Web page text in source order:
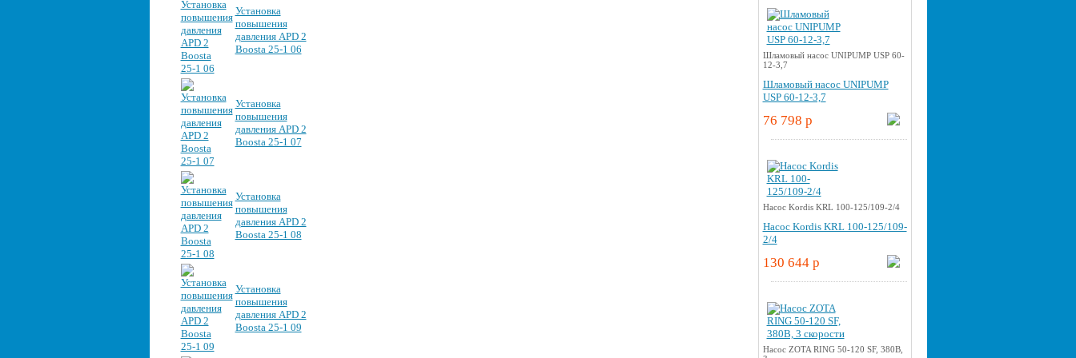
Установка
повышения
давления APD 2
Boosta 25-1 06
Установка
повышения
давления APD 2
Boosta 25-1 07
Установка
повышения
давления APD 2
Boosta 25-1 08
Установка
повышения
давления APD 2
Boosta 25-1 09
Шламовый насос UNIPUMP USP 60-
12-3,7
Шламовый насос UNIPUMP
USP 60-12-3,7
76 798 p
Насос Kordis KRL 100-125/109-2/4
Насос Kordis KRL 100-125/109-
2/4
130 644 p
Насос ZOTA RING 50-120 SF, 380В,